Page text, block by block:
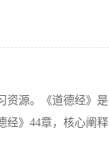
资源。《道德经》
经》44章，核心阐释